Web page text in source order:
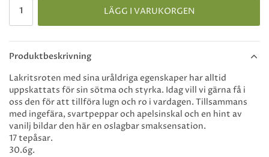
LÄGG I VARUKORGEN
Produktbeskrivning
Lakritsroten med sina uråldriga egenskaper har alltid
uppskattats för sin sötma och styrka. Idag vill vi gärna få i
oss den för att tillföra lugn och ro i vardagen. Tillsammans
med ingefära, svartpeppar och apelsinskal och en hint av
vanilj bildar den här en oslagbar smaksensation.
17 tepåsar.
30.6g.